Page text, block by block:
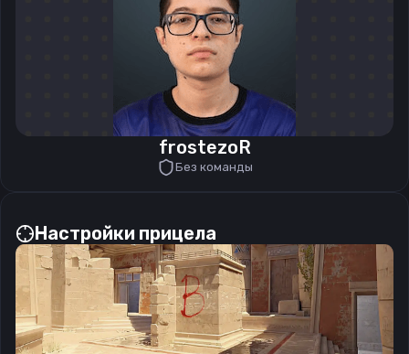
frostezoR
Без команды
Настройки прицела